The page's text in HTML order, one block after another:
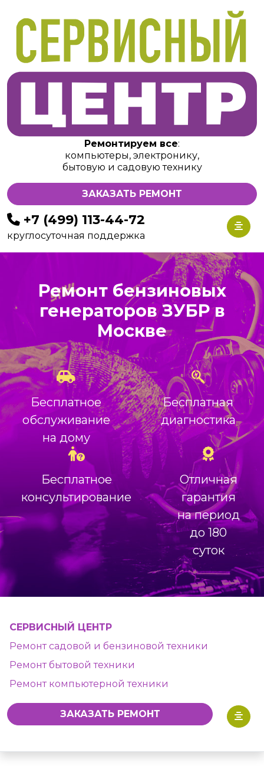
Ремонтируем все:
компьютеры, электронику,
бытовую и садовую технику
ЗАКАЗАТЬ РЕМОНТ
+7 (499) 113-44-72
круглосуточная поддержка
Ремонт бензиновых
генераторов ЗУБР в
Москве
Бесплатное
обслуживание
на дому
Бесплатная
диагностика
Бесплатное
консультирование
Отличная
гарантия
на период
до 180
суток
СЕРВИСНЫЙ ЦЕНТР
Ремонт садовой и бензиновой техники
Ремонт бытовой техники
Ремонт компьютерной техники
ЗАКАЗАТЬ РЕМОНТ